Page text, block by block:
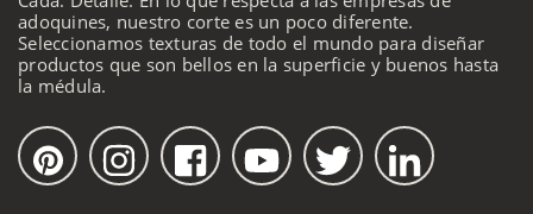
adoquines, nuestro corte es un poco diferente.
Seleccionamos texturas de todo el mundo para diseñar
productos que son bellos en la superficie y buenos hasta
la médula.